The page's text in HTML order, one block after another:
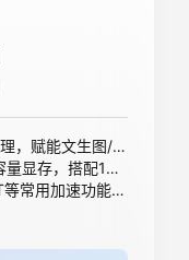
支持13B-70B模型推理，赋能文生图/视频、搜索推荐等AI模型
提供48GB/72GB大容量显存，搭配1344 GB/s带宽轻松承载大模型
支持RTX、TensorRT等常用加速功能，全新升级支持下一代精度